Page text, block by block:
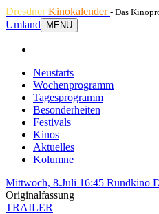
DresdnerKinokalender - Das
Umland
MENU
Neustarts
Wochenprogramm
Tagesprogramm
Besonderheiten
Festivals
Kinos
Aktuelles
Kolumne
Mittwoch, 8.Juli 16:45 Rundkino
Originalfassung
TRAILER